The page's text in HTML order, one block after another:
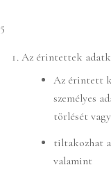
5
Az érintettek
Az érintett
személyes
törlését
tiltakozhat
valamint